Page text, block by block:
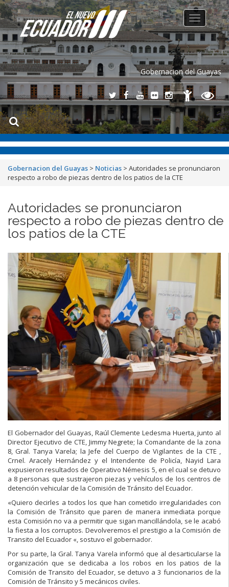
Gobernacion del Guayas
Toggle
navigation
Gobernacion del Guayas > Noticias > Autoridades se pronunciaron
respecto a robo de piezas dentro de los patios de la CTE
Autoridades se pronunciaron
respecto a robo de piezas dentro de
los patios de la CTE
El Gobernador del Guayas, Raúl Clemente Ledesma Huerta, junto al
Director Ejecutivo de CTE, Jimmy Negrete; la Comandante de la zona
8, Gral. Tanya Varela; la Jefe del Cuerpo de Vigilantes de la CTE ,
Crnel. Aracely Hernández y el Intendente de Policía, Nayid Lara
expusieron resultados de Operativo Némesis 5, en el cual se detuvo
a 8 personas que sustrajeron piezas y vehículos de los centros de
detención vehicular de la Comisión de Tránsito del Ecuador.
«Quiero decirles a todos los que han cometido irregularidades con
la Comisión de Tránsito que paren de manera inmediata porque
esta Comisión no va a permitir que sigan mancillándola, se le acabó
la fiesta a los corruptos. Devolveremos el prestigio a la Comisión de
Transito del Ecuador «, sostuvo el gobernador.
Por su parte, la Gral. Tanya Varela informó que al desarticularse la
organización que se dedicaba a los robos en los patios de la
Comisión de Transito del Ecuador, se detuvo a 3 funcionarios de la
Comisión de Tránsito y 5 mecánicos civiles.